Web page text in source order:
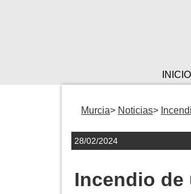
INICIO
Murcia Noticias
28/02/2024
Incendio